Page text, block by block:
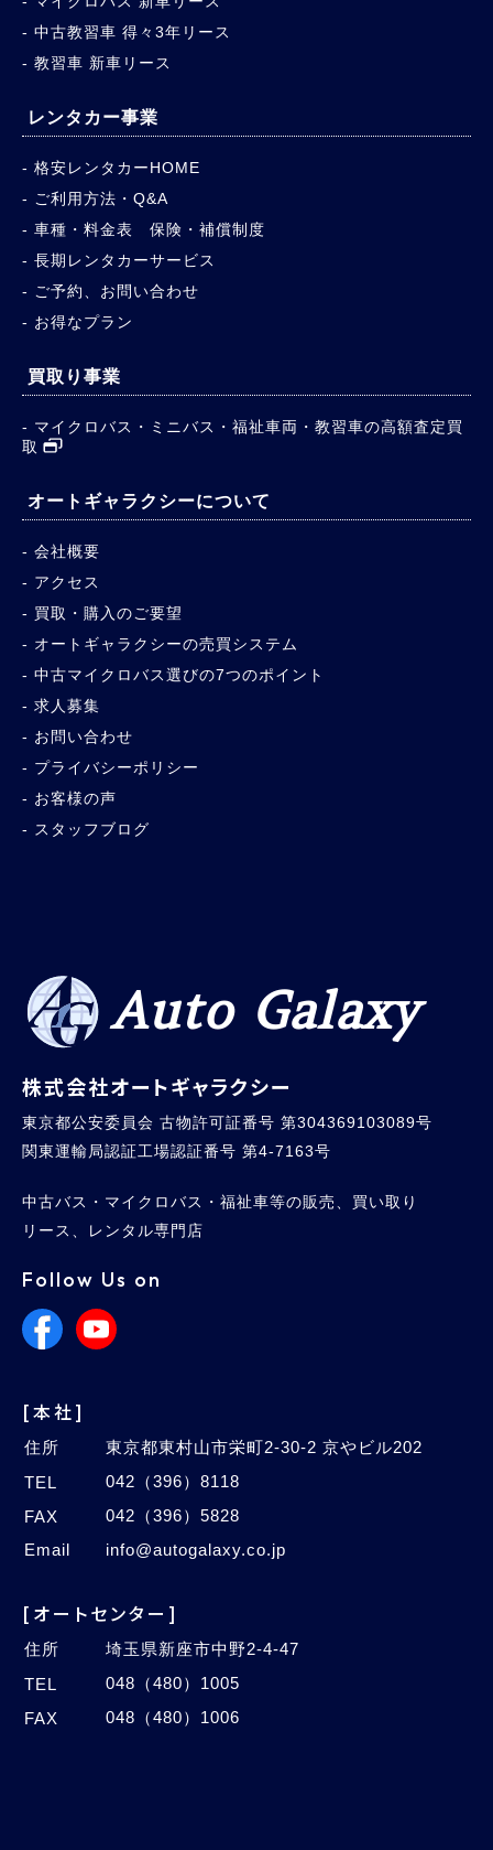
中古教習車 得々3年リース
教習車 新車リース
レンタカー事業
格安レンタカーHOME
ご利用方法・Q&A
車種・料金表 保険・補償制度
長期レンタカーサービス
ご予約、お問い合わせ
お得なプラン
買取り事業
マイクロバス・ミニバス・福祉車両・教習車の高額査定買
取
オートギャラクシーについて
会社概要
アクセス
買取・購入のご要望
オートギャラクシーの売買システム
中古マイクロバス選びの7つのポイント
求人募集
お問い合わせ
プライバシーポリシー
お客様の声
スタッフブログ
Auto Galaxy
株式会社オートギャラクシー
東京都公安委員会 古物許可証番号 第304369103089号
関東運輸局認証工場認証番号 第4-7163号
中古バス・マイクロバス・福祉車等の販売、買い取り
リース、レンタル専門店
Follow Us on
[本社]
住所
東京都東村山市栄町2-30-2 京やビル202
TEL
042（396）8118
FAX
042（396）5828
Email
info@autogalaxy.co.jp
[オートセンター]
住所
埼玉県新座市中野2-4-47
TEL
048（480）1005
FAX
048（480）1006